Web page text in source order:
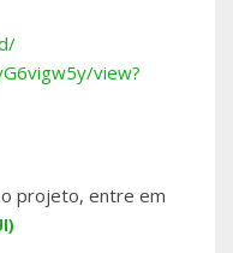
w5y/view?
projeto, entre em